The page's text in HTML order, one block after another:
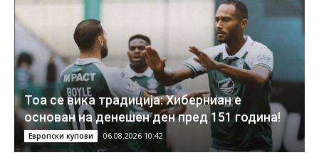
Тоа се вика традиција: Хиберниан е
основан на денешен ден пред 151 година!
Европски купови 06.08.2026 10:42